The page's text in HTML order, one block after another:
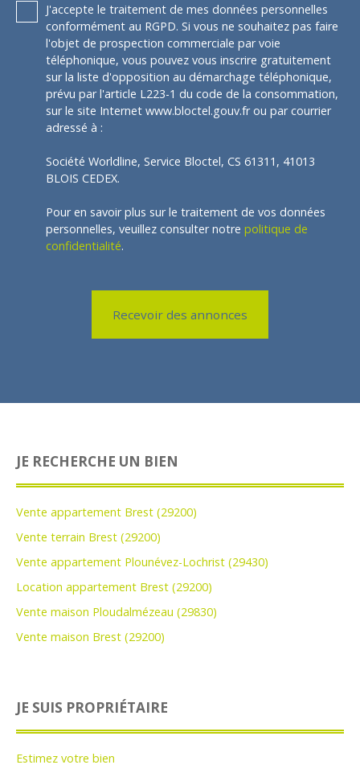
J'accepte le traitement de mes données personnelles
conformément au RGPD. Si vous ne souhaitez pas faire
l'objet de prospection commerciale par voie
téléphonique, vous pouvez vous inscrire gratuitement
sur la liste d'opposition au démarchage téléphonique,
prévu par l'article L223-1 du code de la consommation,
sur le site Internet www.bloctel.gouv.fr ou par courrier
adressé à :
Société Worldline, Service Bloctel, CS 61311, 41013
BLOIS CEDEX.
Pour en savoir plus sur le traitement de vos données
personnelles, veuillez consulter notre politique de
confidentialité.
Recevoir des annonces
JE RECHERCHE UN BIEN
Vente appartement Brest (29200)
Vente terrain Brest (29200)
Vente appartement Plounévez-Lochrist (29430)
Location appartement Brest (29200)
Vente maison Ploudalmézeau (29830)
Vente maison Brest (29200)
JE SUIS PROPRIÉTAIRE
Estimez votre bien